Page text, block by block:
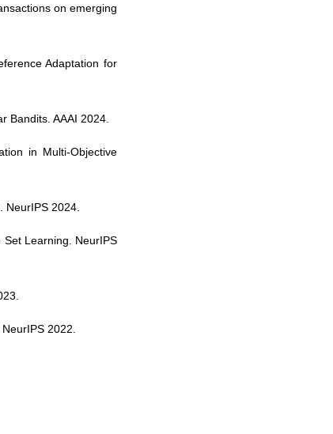
on emerging
Adaptation for
Bandits. AAAI 2024.
in Multi-Objective
2024.
Learning. NeurIPS
2022.